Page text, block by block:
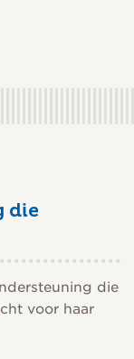
die
die
voor haar